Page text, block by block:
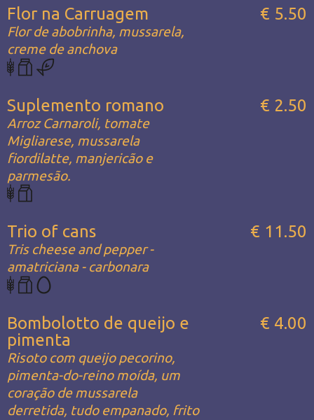
Flor na Carruagem
Flor de abobrinha, mussarela,
creme de anchova
€ 5.50
Suplemento romano
Arroz Carnaroli, tomate
Migliarese, mussarela
fiordilatte, manjericão e
parmesão.
€ 2.50
Trio of cans
Tris cheese and pepper -
amatriciana - carbonara
€ 11.50
Bombolotto de queijo e
pimenta
Risoto com queijo pecorino,
pimenta-do-reino moída, um
coração de mussarela
derretida, tudo empanado, frito
€ 4.00